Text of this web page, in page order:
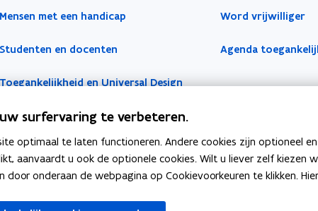
Mensen met een handicap
Studenten en docenten
en Universal Design
Word vrijwilliger
Agenda
nieuw venster
surfervaring te verbeteren.
optimaal te laten functioneren. Andere cookies zijn optioneel
aanvaardt u ook de optionele cookies. Wilt u liever zelf kiezen
onderaan de webpagina op Cookievoorkeuren te klikken.